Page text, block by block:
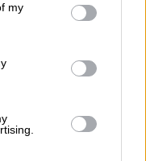
You may click to
third-party tags to
in below Google
my του
τους
από το
του
πρωτόκολλα
στο χορτάρι,